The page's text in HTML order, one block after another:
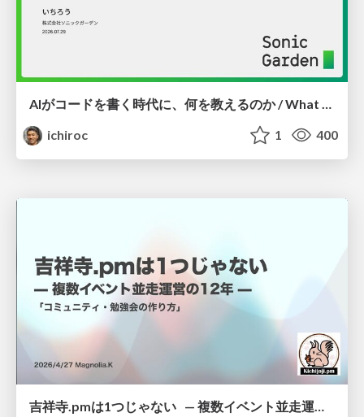
ichiroc
1 400
吉祥寺.pmは1つじゃない — 複数イベント並走運営の12年 —